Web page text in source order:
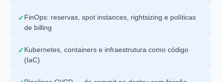
✓FinOps: reservas, spot instances, rightsizing e políticas
de billing
✓Kubernetes, containers e infraestrutura como código
(IaC)